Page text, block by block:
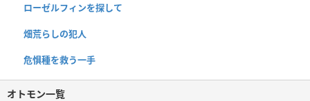
ローゼルフィンを探して
畑荒らしの犯人
危惧種を救う一手
オトモン一覧